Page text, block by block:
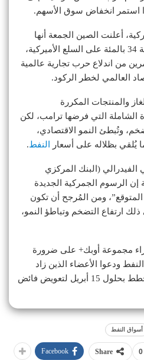
أعلنت الصين الجمعة أنها
ستفرض رسوما إضافية بنسبة 34 بالمئة على السلع الأميركية،
من اندلاع حرب تجارية عالمية
العالمي لخطر الركود.
والمنتجات المكررة
الشاملة التي فرضها ترامب، لكن
وتُبطئ النمو الاقتصادي،
يُلقي بظلاله على أسعار
النفط.
(البنك المركزي
إن الرسوم الجمركية الجديدة
ومن المُرجح أن تكون
ذلك ارتفاع التضخم وتباطؤ النمو،
مجموعة أوبك+ على ضرورة
النفط ودعوا الأعضاء الذين زاد
إنتاجهم عن الحد إلى تقديم خطط بحلول 15 أبريل لتعويض فائض
أسواق النفط
0
Share
Facebook